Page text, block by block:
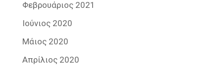
Φεβρουάριος 2021
Ιούνιος 2020
Μάιος 2020
Απρίλιος 2020